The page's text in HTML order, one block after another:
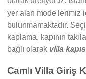
yer alan modellerimiz
bulunmamaktadır.
kaplama, kapının
bağlı olarak villa
Camlı Villa Giriş